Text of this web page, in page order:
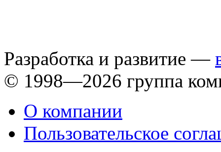
Разработка и развитие —
© 1998—2026 группа
О компании
Пользовательское